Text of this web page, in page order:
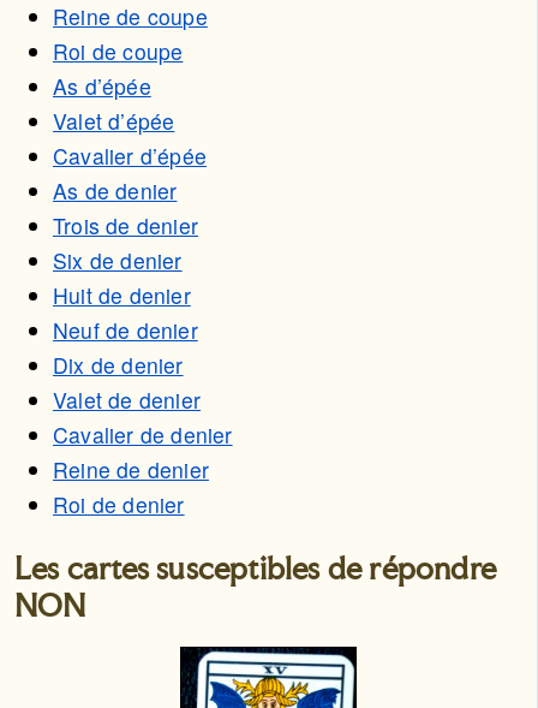
Reine de coupe
Roi de coupe
As d’épée
Valet d’épée
Cavalier d’épée
As de denier
Trois de denier
Six de denier
Huit de denier
Neuf de denier
Dix de denier
Valet de denier
Cavalier de denier
Reine de denier
Roi de denier
Les cartes susceptibles de répondre
NON